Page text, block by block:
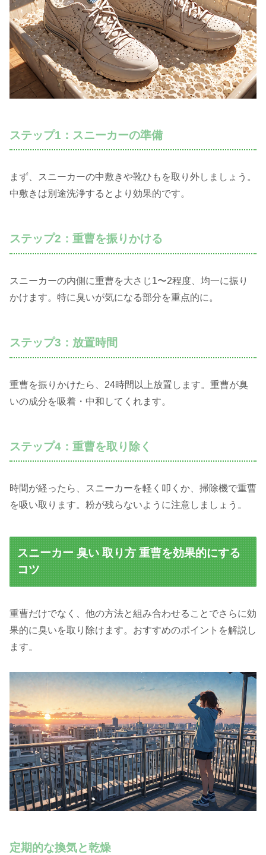
ステップ1：スニーカーの準備
まず、スニーカーの中敷きや靴ひもを取り外しましょう。
中敷きは別途洗浄するとより効果的です。
ステップ2：重曹を振りかける
スニーカーの内側に重曹を大さじ1〜2程度、均一に振り
かけます。特に臭いが気になる部分を重点的に。
ステップ3：放置時間
重曹を振りかけたら、24時間以上放置します。重曹が臭
いの成分を吸着・中和してくれます。
ステップ4：重曹を取り除く
時間が経ったら、スニーカーを軽く叩くか、掃除機で重曹
を吸い取ります。粉が残らないように注意しましょう。
スニーカー 臭い 取り方 重曹を効果的にする
コツ
重曹だけでなく、他の方法と組み合わせることでさらに効
果的に臭いを取り除けます。おすすめのポイントを解説し
ます。
定期的な換気と乾燥